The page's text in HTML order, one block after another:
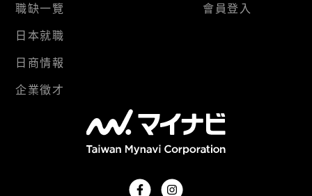
職缺一覽
日本就職
日商情報
企業徵才
會員登入